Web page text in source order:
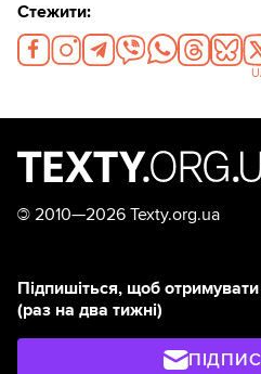
Стежити:
© 2010—2026 Texty.org.ua
Підпишіться, щоб
(раз на два тижні)